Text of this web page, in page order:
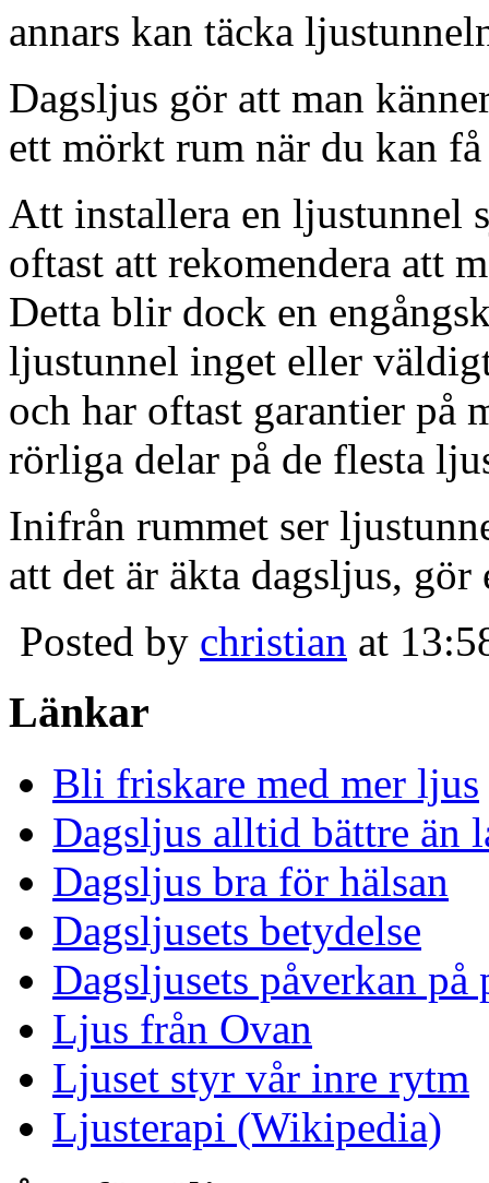
annars kan täcka
Dagsljus gör att man
ett mörkt rum när du kan
Att installera en ljustunnel
oftast att rekomendera att
Detta blir dock en
ljustunnel inget eller
och har oftast garantier på
rörliga delar på de flesta
Inifrån rummet ser
att det är äkta dagsljus,
Posted by christian at
Länkar
Bli friskare med mer ljus
Dagsljus alltid bättre än
Dagsljus bra för hälsan
Dagsljusets betydelse
Dagsljusets påverkan på
Ljus från Ovan
Ljuset styr vår inre rytm
Ljusterapi (Wikipedia)